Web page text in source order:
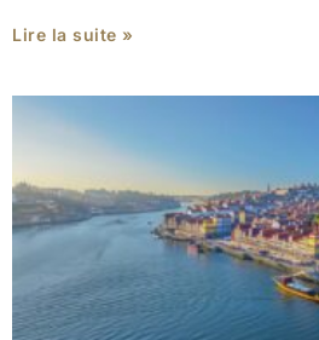
Lire la suite »